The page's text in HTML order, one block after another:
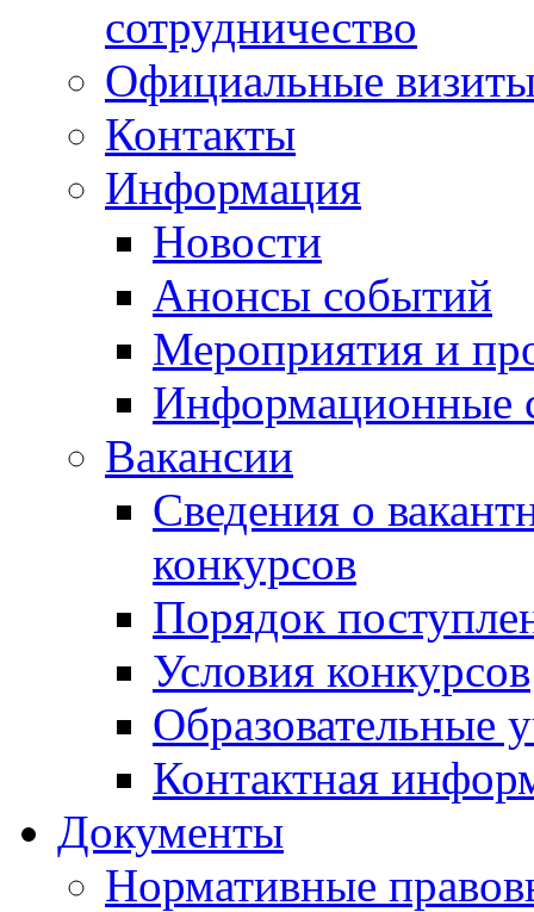
сотрудничество
Официальные
Контакты
Информация
Новости
Анонсы событий
Мероприятия и
Информационные
Вакансии
Сведения о
конкурсов
Порядок
Условия конкурсов
Образовательные
Контактная
Документы
Нормативные